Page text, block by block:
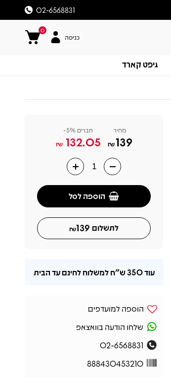
02-6568831
0
כניסה
גיפט קארד
מחיר
139
₪
חברים 5%-
132.05
₪
הוספה לסל
לתשלום 139
₪
עוד350 ש"ח למשלוח לחינם עד הבית
הוספה למועדפים
שלחו הודעה בוואצאפ
02-6568831
888430453210